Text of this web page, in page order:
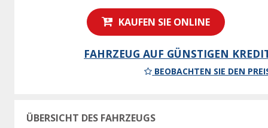
KAUFEN SIE ONLINE
FAHRZEUG AUF GÜNSTIGEN
BEOBACHTEN SIE DEN
ÜBERSICHT DES FAHRZEUGS